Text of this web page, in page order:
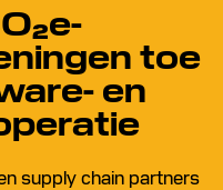
toe
en
supply chain partners